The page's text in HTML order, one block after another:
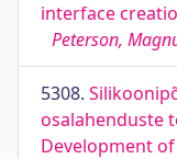
interface
Peterson,
5308.
osalahenduste
Development